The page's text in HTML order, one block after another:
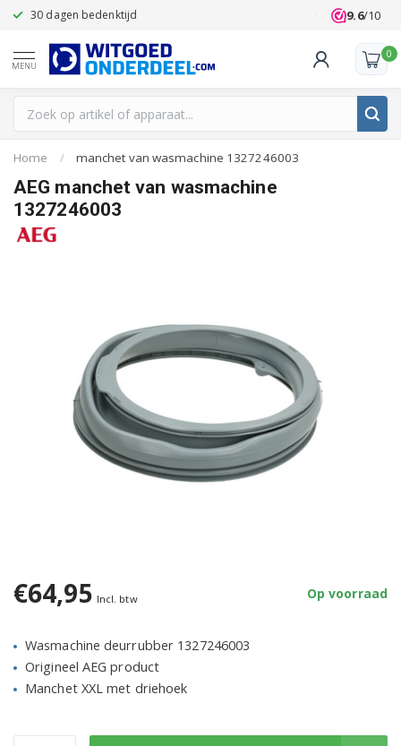
30 dagen bedenktijd Klanten
9.6/10
MENU
0
Home / manchet van wasmachine 1327246003
AEG manchet van wasmachine
1327246003
€64,95 Incl. btw Op voorraad
Wasmachine deurrubber 1327246003
Origineel AEG product
Manchet XXL met driehoek